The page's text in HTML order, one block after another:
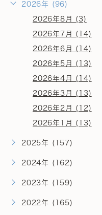
2026年 (96)
2026年8月 (3)
2026年7月 (14)
2026年6月 (14)
2026年5月 (13)
2026年4月 (14)
2026年3月 (13)
2026年2月 (12)
2026年1月 (13)
2025年 (157)
2024年 (162)
2023年 (159)
2022年 (165)